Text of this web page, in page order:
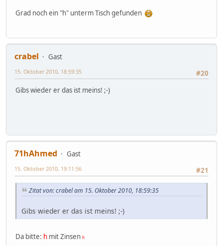
Grad noch ein "h" unterm Tisch gefunden
crabel
Gast
#20
15. Oktober 2010, 18:59:35
Gibs wieder er das ist meins! ;-)
71hAhmed
Gast
#21
15. Oktober 2010, 19:11:56
Zitat von: crabel am 15. Oktober 2010, 18:59:35
Gibs wieder er das ist meins! ;-)
Da bitte: h mit Zinsen h